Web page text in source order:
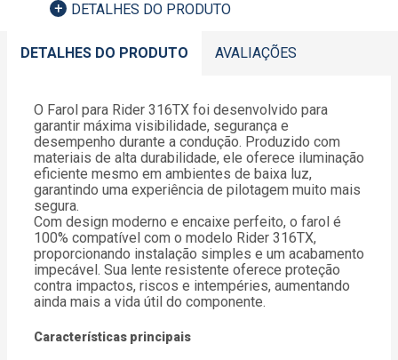
DETALHES DO PRODUTO
DETALHES DO PRODUTO AVALIAÇÕES
O Farol para Rider 316TX foi desenvolvido para
garantir máxima visibilidade, segurança e
desempenho durante a condução. Produzido com
materiais de alta durabilidade, ele oferece iluminação
eficiente mesmo em ambientes de baixa luz,
garantindo uma experiência de pilotagem muito mais
segura.
Com design moderno e encaixe perfeito, o farol é
100% compatível com o modelo Rider 316TX,
proporcionando instalação simples e um acabamento
impecável. Sua lente resistente oferece proteção
contra impactos, riscos e intempéries, aumentando
ainda mais a vida útil do componente.
Características principais